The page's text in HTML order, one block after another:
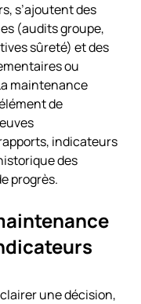
s’ajoutent des
(audits groupe,
sûreté) et des
ou
maintenance
de
indicateurs
des
progrès.
une décision,